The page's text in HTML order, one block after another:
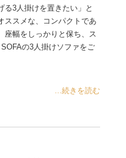
る3人掛けを置きたい」と
ススメな、コンパクトであ
座幅をしっかりと保ち、ス
の3人掛けソファをご
...続きを読む